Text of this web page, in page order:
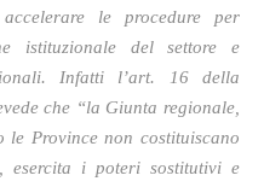
le procedure per
istituzionale del settore e
Infatti l’art. 16 della
che “la Giunta regionale,
Province non costituiscano
esercita i poteri sostitutivi e